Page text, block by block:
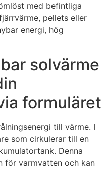
med befintliga
pellets eller
energi, hög
solvärme
formuläret
till värme. I
som cirkulerar till en
Denna
för varmvatten och kan